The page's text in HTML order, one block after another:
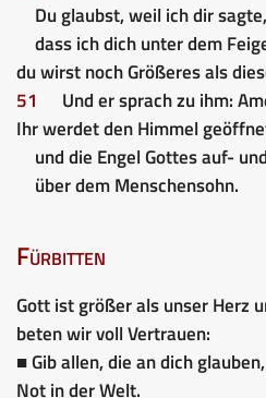
Du glaubst, weil ich dir sagte,
dass ich dich unter dem
du wirst noch Größeres als
51
Und er sprach zu ihm:
Ihr werdet den Himmel
und die Engel Gottes auf-
über dem Menschensohn.
Fürbitten
Gott ist größer als unser Herz
beten wir voll Vertrauen:
■ Gib allen, die an dich
Not in der Welt.